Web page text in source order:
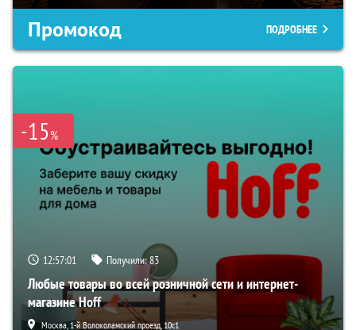
Промокод ПОДРОБНЕЕ
-15%
12:57:00 Получили:83
Любые товары во всей розничной сети и интернет-
магазине Hoff
Москва, 1-й Волоколамский проезд, 10с1